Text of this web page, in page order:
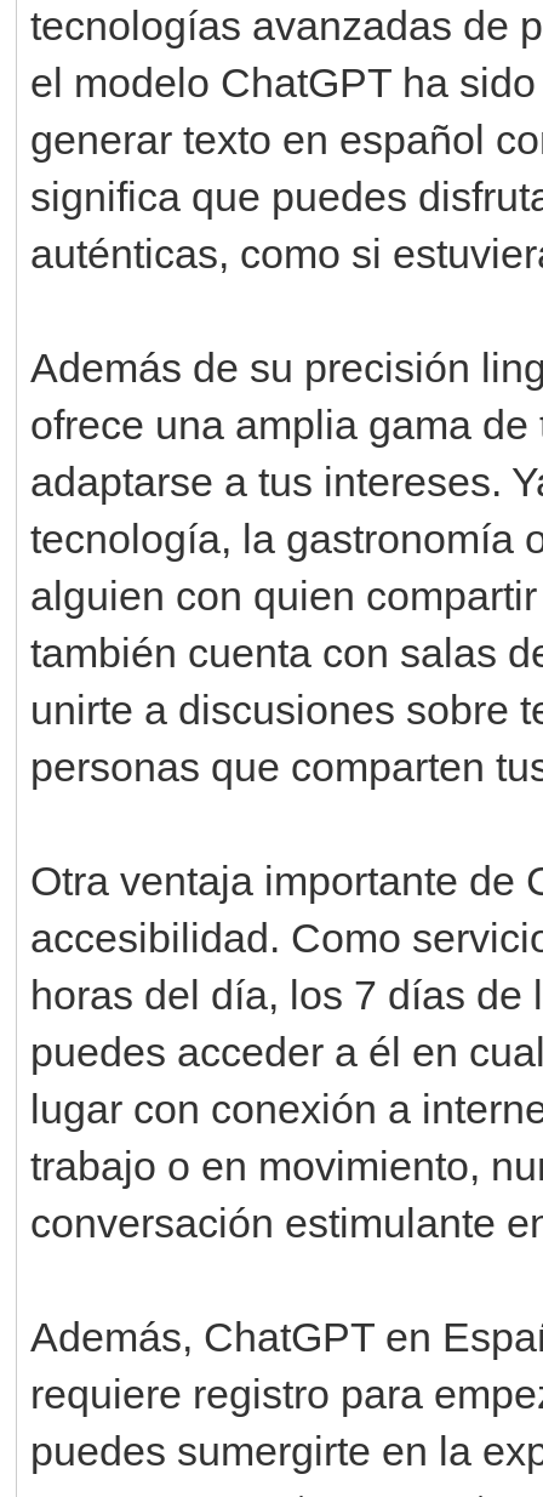
tecnologías avanzadas de
el modelo ChatGPT ha
generar texto en español
significa que puedes
auténticas, como si
Además de su precisión
ofrece una amplia gama
adaptarse a tus intereses.
tecnología, la gastronomía
alguien con quien
también cuenta con salas
unirte a discusiones sobre
personas que comparten
Otra ventaja importante de
accesibilidad. Como
horas del día, los 7 días de
puedes acceder a él en
lugar con conexión a
trabajo o en movimiento,
conversación estimulante
Además, ChatGPT en
requiere registro para
puedes sumergirte en la